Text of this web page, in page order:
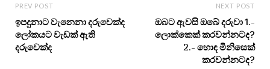
PREV POST
ඉපදුනාට වැනෙනා දරුවෙක්ද
ලෝකයට වැඩක් ඇති
දරුවෙක්ද
NEXT POST
ඔබට ඇවසි ඔබේ දරුවා 1.-
ලොක්කෙක් කරවන්නටද?
2.- හොඳ මිනිසෙක්
කරවන්නටද?